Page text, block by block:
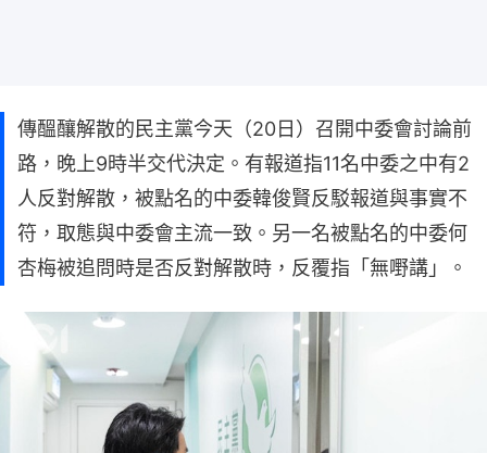
傳醞釀解散的民主黨今天（20日）召開中委會討論前
路，晚上9時半交代決定。有報道指11名中委之中有2
人反對解散，被點名的中委韓俊賢反駁報道與事實不
符，取態與中委會主流一致。另一名被點名的中委何
杏梅被追問時是否反對解散時，反覆指「無嘢講」。